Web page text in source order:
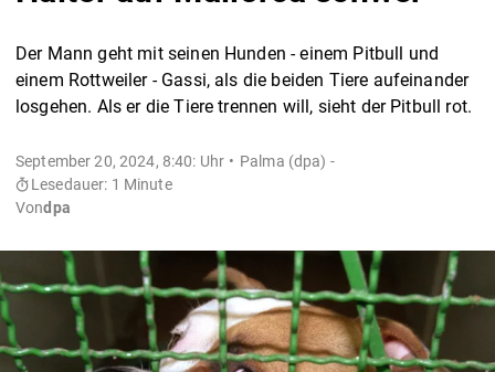
Der Mann geht mit seinen Hunden - einem Pitbull und
einem Rottweiler - Gassi, als die beiden Tiere aufeinander
losgehen. Als er die Tiere trennen will, sieht der Pitbull rot.
September 20, 2024, 8:40: Uhr
Palma (dpa) -
Lesedauer: 1 Minute
Vondpa